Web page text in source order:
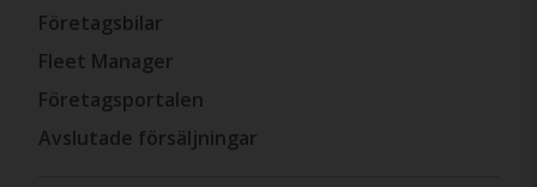
Företagsbilar
Fleet Manager
Företagsportalen
Avslutade försäljningar